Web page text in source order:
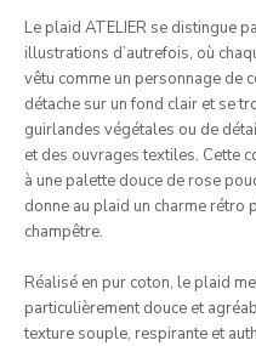
Le plaid ATELIER se distingue
illustrations d’autrefois, où
vêtu comme un personnage de
détache sur un fond clair et se
guirlandes végétales ou de
et des ouvrages textiles. Cette
à une palette douce de rose
donne au plaid un charme rétro
champêtre.
Réalisé en pur coton, le plaid
particulièrement douce et
texture souple, respirante et